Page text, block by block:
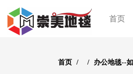
首页
首页 办公地毯--